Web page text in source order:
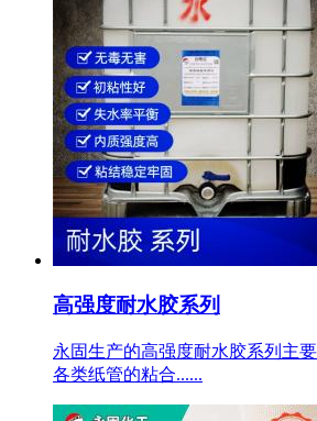
高强度耐水胶系列
永固生产的高强度耐水胶系列主
各类纸管的粘合......